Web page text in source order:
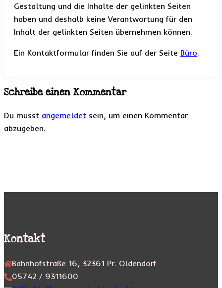
Gestaltung und die Inhalte der gelinkten Seiten
haben und deshalb keine Verantwortung für den
Inhalt der gelinkten Seiten übernehmen können.
Ein Kontaktformular finden Sie auf der Seite Büro.
Schreibe einen Kommentar
Du musst angemeldet sein, um einen Kommentar
abzugeben.
Kontakt
Bahnhofstraße 16, 32361 Pr. Oldendorf
05742 / 9311600